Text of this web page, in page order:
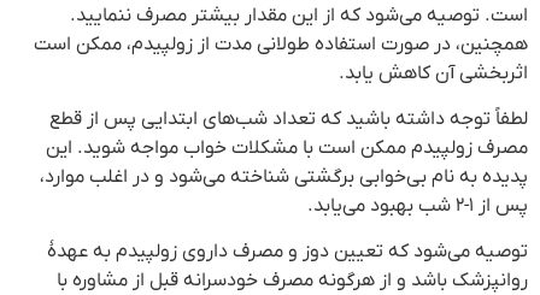
است. توصیه می‌شود که از این مقدار بیشتر مصرف ننمایید.
همچنین، در صورت استفاده طولانی مدت از زولپیدم، ممکن است
اثربخشی آن کاهش یابد.
لطفاً توجه داشته باشید که تعداد شب‌های ابتدایی پس از قطع
مصرف زولپیدم ممکن است با مشکلات خواب مواجه شوید. این
پدیده به نام بی‌خوابی برگشتی شناخته می‌شود و در اغلب موارد،
پس از ۱-۲ شب بهبود می‌یابد.
توصیه می‌شود که تعیین دوز و مصرف داروی زولپیدم به عهدهٔ
روانپزشک باشد و از هرگونه مصرف خودسرانه قبل از مشاوره با